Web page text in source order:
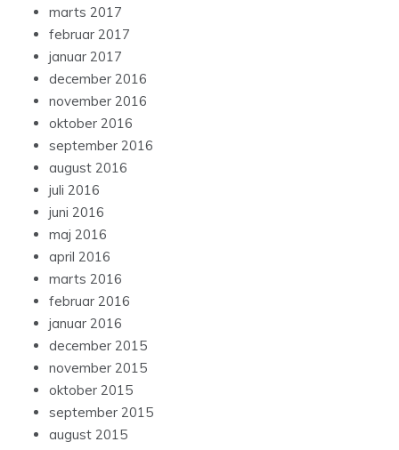
marts 2017
februar 2017
januar 2017
december 2016
november 2016
oktober 2016
september 2016
august 2016
juli 2016
juni 2016
maj 2016
april 2016
marts 2016
februar 2016
januar 2016
december 2015
november 2015
oktober 2015
september 2015
august 2015